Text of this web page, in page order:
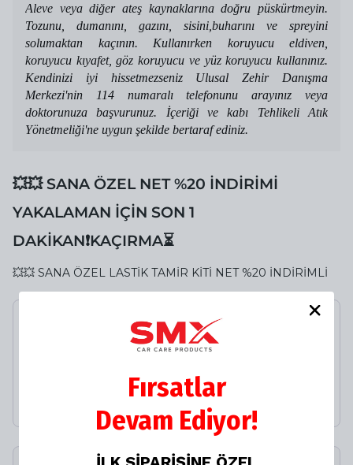
Aleve veya diğer ateş kaynaklarına doğru püskürtmeyin.
Tozunu, dumanını, gazını, sisini,buharını ve spreyini
solumaktan kaçının. Kullanırken koruyucu eldiven,
koruyucu kıyafet, göz koruyucu ve yüz koruyucu kullanınız.
Kendinizi iyi hissetmezseniz Ulusal Zehir Danışma
Merkezi'nin 114 numaralı telefonunu arayınız veya
doktorunuza başvurunuz. İçeriği ve kabı Tehlikeli Atık
Yönetmeliği'ne uygun şekilde bertaraf ediniz.
💥💥 SANA ÖZEL NET %20 İNDİRİMİ
YAKALAMAN İÇİN SON 1
DAKİKAN❗️KAÇIRMA⏳
💥💥 SANA ÖZEL LASTİK TAMİR KİTİ NET %20 İNDİRİMLİ
Lastik & Fitil Yenileme
200 mL. 36 Adet 1 Koli
₺ 4,800.00
₺ 2,999.00
Fırsatlar
Devam Ediyor!